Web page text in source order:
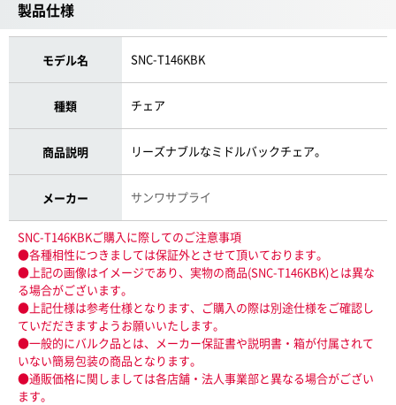
製品仕様
モデル名 SNC-T146KBK
種類 チェア
商品説明 リーズナブルなミドルバックチェア。
メーカー サンワサプライ
SNC-T146KBKご購入に際してのご注意事項
●各種相性につきましては保証外とさせて頂いております。
●上記の画像はイメージであり、実物の商品(SNC-T146KBK)とは異な
る場合がございます。
●上記仕様は参考仕様となります、ご購入の際は別途仕様をご確認し
ていだだきますようお願いいたします。
●一般的にバルク品とは、メーカー保証書や説明書・箱が付属されて
いない簡易包装の商品となります。
●通販価格に関しましては各店舗・法人事業部と異なる場合がござい
ます。